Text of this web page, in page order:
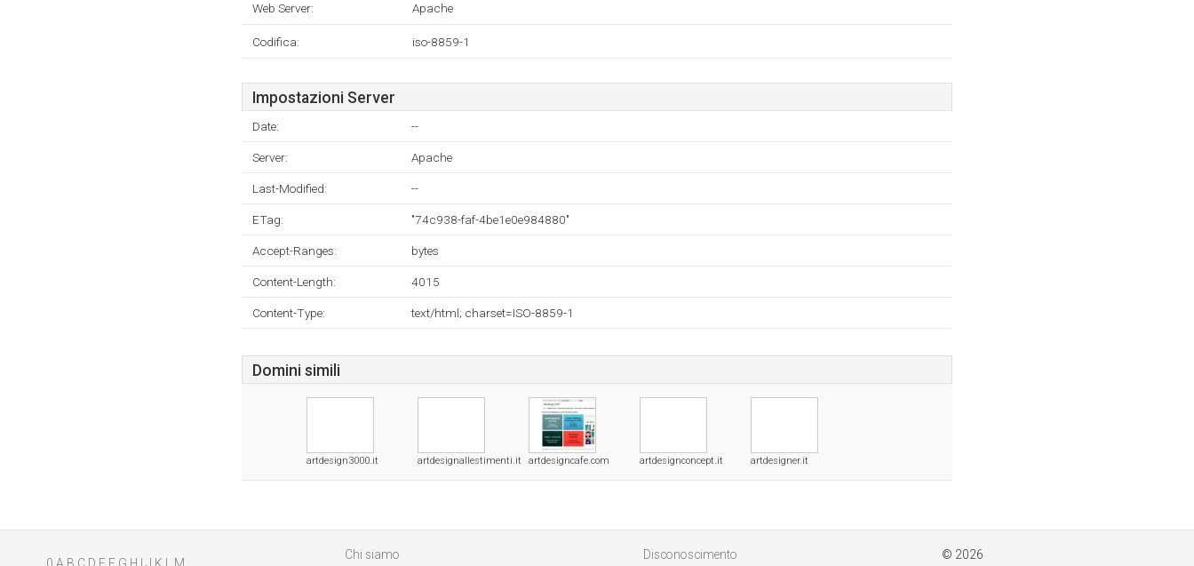
Web Server: Apache
Codifica: iso-8859-1
Impostazioni Server
Date: --
Server: Apache
Last-Modified: --
ETag: "74c938-faf-4be1e0e984880"
Accept-Ranges: bytes
Content-Length: 4015
Content-Type: text/html; charset=ISO-8859-1
Domini simili
artdesign3000.it artdesignallestimenti.it artdesigncafe.com artdesignconcept.it artdesigner.it
Chi siamo Disconoscimento © 2026